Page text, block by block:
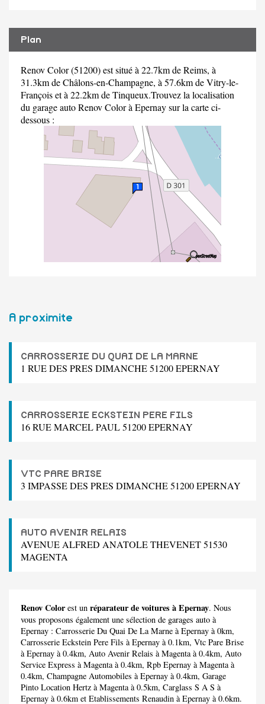
Plan
Renov Color (51200) est situé à 22.7km de Reims, à
31.3km de Châlons-en-Champagne, à 57.6km de Vitry-le-
François et à 22.2km de Tinqueux.Trouvez la localisation
du garage auto Renov Color à Epernay sur la carte ci-
dessous :
A proximite
CARROSSERIE DU QUAI DE LA MARNE
1 RUE DES PRES DIMANCHE 51200 EPERNAY
CARROSSERIE ECKSTEIN PERE FILS
16 RUE MARCEL PAUL 51200 EPERNAY
VTC PARE BRISE
3 IMPASSE DES PRES DIMANCHE 51200 EPERNAY
AUTO AVENIR RELAIS
AVENUE ALFRED ANATOLE THEVENET 51530
MAGENTA
Renov Colorest un réparateur de voitures à Epernay. Nous
vous proposons également une sélection de garages auto à
Epernay : Carrosserie Du Quai De La Marne à Epernay à 0km,
Carrosserie Eckstein Pere Fils à Epernay à 0.1km, Vtc Pare Brise
à Epernay à 0.4km, Auto Avenir Relais à Magenta à 0.4km, Auto
Service Express à Magenta à 0.4km, Rpb Epernay à Magenta à
0.4km, Champagne Automobiles à Epernay à 0.4km, Garage
Pinto Location Hertz à Magenta à 0.5km, Carglass S A S à
Epernay à 0.6km et Etablissements Renaudin à Epernay à 0.6km.